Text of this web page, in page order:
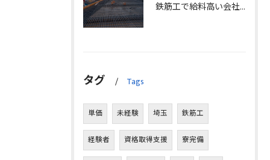
鉄筋工で給料高い会社に転職したリアルなインタビュー事例を埼玉県三郷市で解説
タグ Tags
単価 未経験 埼玉 鉄筋工
経験者 資格取得支援 寮完備